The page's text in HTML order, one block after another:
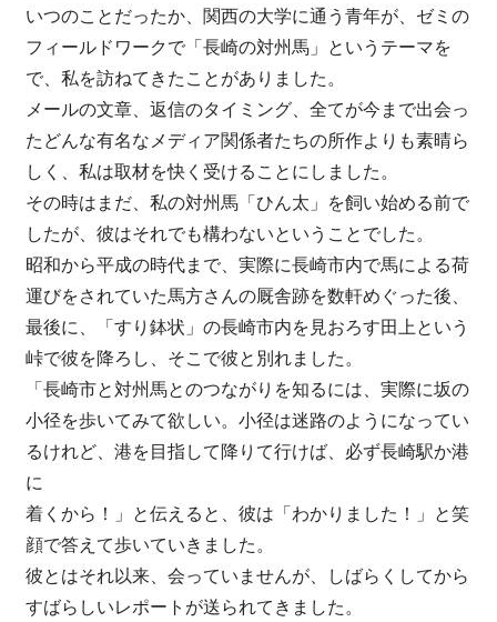
いつのことだったか、関西の大学に通う青年が、ゼミの
フィールドワークで「長崎の対州馬」というテーマを
で、私を訪ねてきたことがありました。
メールの文章、返信のタイミング、全てが今まで出会っ
たどんな有名なメディア関係者たちの所作よりも素晴ら
しく、私は取材を快く受けることにしました。
その時はまだ、私の対州馬「ひん太」を飼い始める前で
したが、彼はそれでも構わないということでした。
昭和から平成の時代まで、実際に長崎市内で馬による荷
運びをされていた馬方さんの厩舎跡を数軒めぐった後、
最後に、「すり鉢状」の長崎市内を見おろす田上という
峠で彼を降ろし、そこで彼と別れました。
「長崎市と対州馬とのつながりを知るには、実際に坂の
小径を歩いてみて欲しい。小径は迷路のようになってい
るけれど、港を目指して降りて行けば、必ず長崎駅か港
に
着くから！」と伝えると、彼は「わかりました！」と笑
顔で答えて歩いていきました。
彼とはそれ以来、会っていませんが、しばらくしてから
すばらしいレポートが送られてきました。